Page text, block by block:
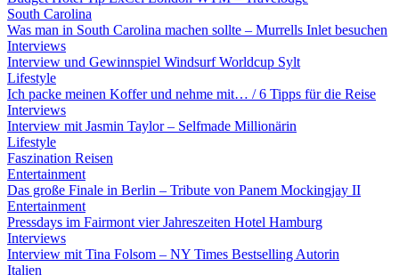
South Carolina
Was man in South Carolina machen sollte – Murrells Inlet besuchen
Interviews
Interview und Gewinnspiel Windsurf Worldcup Sylt
Lifestyle
Ich packe meinen Koffer und nehme mit… / 6 Tipps für die Reise
Interviews
Interview mit Jasmin Taylor – Selfmade Millionärin
Lifestyle
Faszination Reisen
Entertainment
Das große Finale in Berlin – Tribute von Panem Mockingjay II
Entertainment
Pressdays im Fairmont vier Jahreszeiten Hotel Hamburg
Interviews
Interview mit Tina Folsom – NY Times Bestselling Autorin
Italien